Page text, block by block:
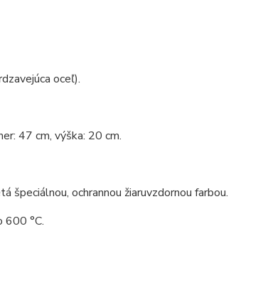
oceľ).
47 cm, výška: 20 cm.
špeciálnou, ochrannou žiaruvzdornou farbou.
600 °C.